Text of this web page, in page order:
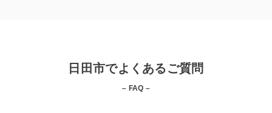
日田市でよくあるご質問
– FAQ –